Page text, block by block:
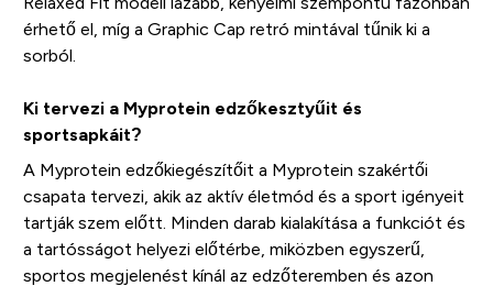
érhető el, míg a Graphic Cap retró mintával tűnik ki a
sorból.
Ki tervezi a Myprotein edzőkesztyűit és
sportsapkáit?
A Myprotein edzőkiegészítőit a Myprotein szakértői
csapata tervezi, akik az aktív életmód és a sport igényeit
tartják szem előtt. Minden darab kialakítása a funkciót és
a tartósságot helyezi előtérbe, miközben egyszerű,
sportos megjelenést kínál az edzőteremben és azon